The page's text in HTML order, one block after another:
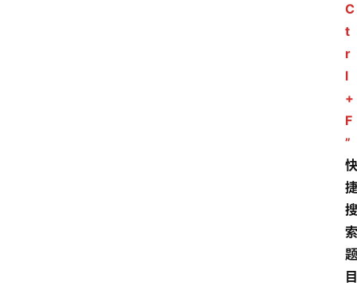
C
t
r
l
+
F
”
快
捷
搜
索
题
目